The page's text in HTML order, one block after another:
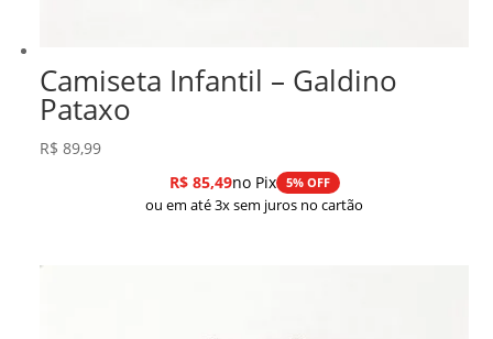
Camiseta Infantil – Galdino
Pataxo
R$ 89,99
R$85,49no Pix 5% OFF
ou em até 3x sem juros no cartão